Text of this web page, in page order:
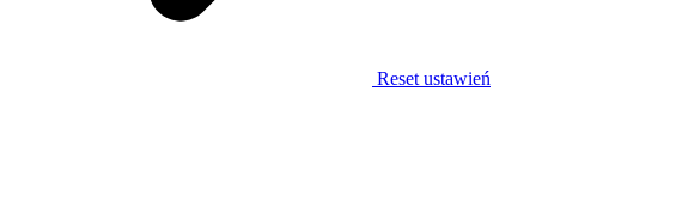
Reset ustawień